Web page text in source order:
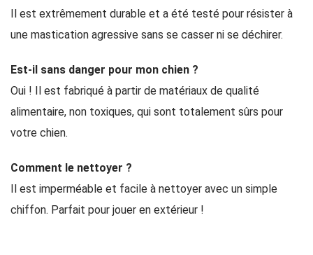
Il est extrêmement durable et a été testé pour résister à
une mastication agressive sans se casser ni se déchirer.
Est-il sans danger pour mon chien ?
Oui ! Il est fabriqué à partir de matériaux de qualité
alimentaire, non toxiques, qui sont totalement sûrs pour
votre chien.
Comment le nettoyer ?
Il est imperméable et facile à nettoyer avec un simple
chiffon. Parfait pour jouer en extérieur !